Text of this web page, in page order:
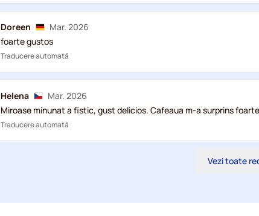
Doreen
Mar. 2026
foarte gustos
Traducere automată
Helena
Mar. 2026
Miroase minunat a fistic, gust delicios. Cafeaua m-a surprins
Traducere automată
Vezi toate